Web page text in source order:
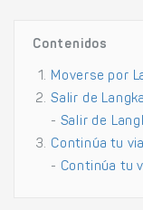
Contenidos
Moverse por
Salir de
- Salir de
Continúa tu
- Continúa tu